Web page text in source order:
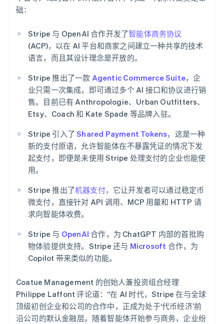
础：
Stripe 与 OpenAI 合作开发了智能体商务协议
(ACP)，以在 AI 平台和商家之间建立一种共享的技术
语言，而且其设计理念是开放的。
Stripe 推出了一款 Agentic Commerce Suite，企
业只需一次集成，即可通过多个 AI 接口和协议进行销
售。目前已有 Anthropologie、Urban Outfitters、
Etsy、Coach 和 Kate Spade 等品牌入驻。
Stripe 引入了Shared Payment Tokens，这是一种
新的支付原语，允许智能体在不暴露凭证的情况下发
起支付，即便是未使用 Stripe 处理支付的企业也能使
用。
Stripe 推出了机器支付，它让开发者可以通过稳定币
微支付，直接针对 API 调用、MCP 用量和 HTTP 请
求向智能体收费。
Stripe 与 OpenAI 合作，为 ChatGPT 内部的首批购
物体验提供支持。Stripe 还与 Microsoft 合作，为
Copilot 带来类似的功能。
Coatue Management 的创始人兼投资组合经理
Philippe Laffont 评论道：“在 AI 时代，Stripe 在与全球
顶级初创企业和公司的合作中，正成为处于‘代币经济’前
沿公司的默认金融层。随着智能体开始参与商务，企业纷
FrançaisEnglish
芬兰
EnglishSvenska
Nederlands English
加拿大
English Français
捷克
English
English Italiano
拉脱维亚
English
立陶宛
English
列支敦士登
DeutschEnglish
卢森堡
FrançaisDeutschEnglish
English
马尔他
English
马来西亚
美国
English Español 简体中文
墨西哥
EspañolEnglish